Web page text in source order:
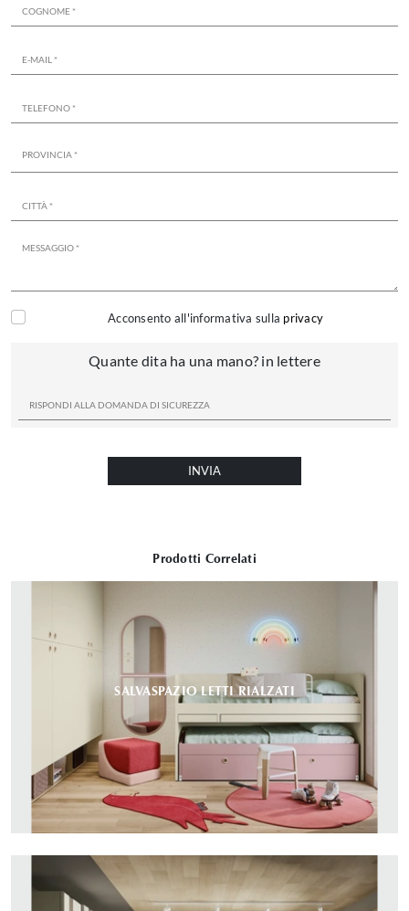
Prodotti Correlati
SALVASPAZIO LETTI RIALZATI
Acconsento all'informativa sulla privacy
Quante dita ha una mano? in lettere
INVIA